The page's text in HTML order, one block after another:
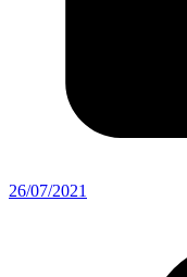
26/07/2021